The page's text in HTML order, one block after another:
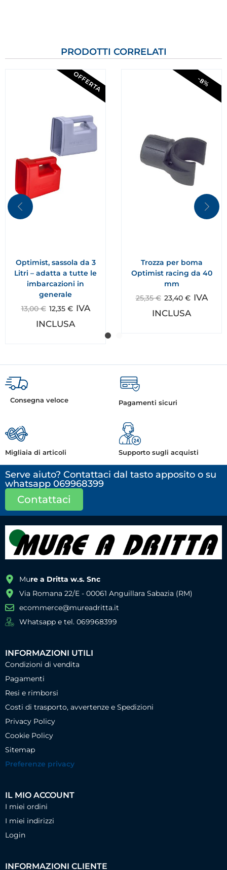
PRODOTTI CORRELATI
OFFERTA
Optimist, sassola da 3
Litri – adatta a tutte le
imbarcazioni in
generale
13,00€ 12,35 € IVA
INCLUSA
-8%
Trozza per boma
Optimist racing da 40
mm
25,35€ 23,40 € IVA
INCLUSA
Consegna veloce Pagamenti sicuri
Migliaia di articoli Supporto sugli acquisti
Serve aiuto? Contattaci dal tasto apposito o su
whatsapp 069968399
Contattaci
Mure a Dritta w.s. Snc
Via Romana 22/E - 00061 Anguillara Sabazia (RM)
ecommerce@mureadritta.it
Whatsapp e tel. 069968399
INFORMAZIONI UTILI
Condizioni di vendita
Pagamenti
Resi e rimborsi
Costi di trasporto, avvertenze e Spedizioni
Privacy Policy
Cookie Policy
Sitemap
Preferenze privacy
IL MIO ACCOUNT
I miei ordini
I miei indirizzi
Login
INFORMAZIONI CLIENTE